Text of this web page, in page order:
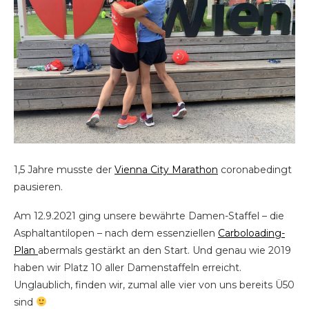
1,5 Jahre musste der Vienna City Marathon coronabedingt
pausieren.
Am 12.9.2021 ging unsere bewährte Damen-Staffel – die
Asphaltantilopen – nach dem essenziellen Carboloading-
Plan abermals gestärkt an den Start. Und genau wie 2019
haben wir Platz 10 aller Damenstaffeln erreicht.
Unglaublich, finden wir, zumal alle vier von uns bereits Ü50
sind